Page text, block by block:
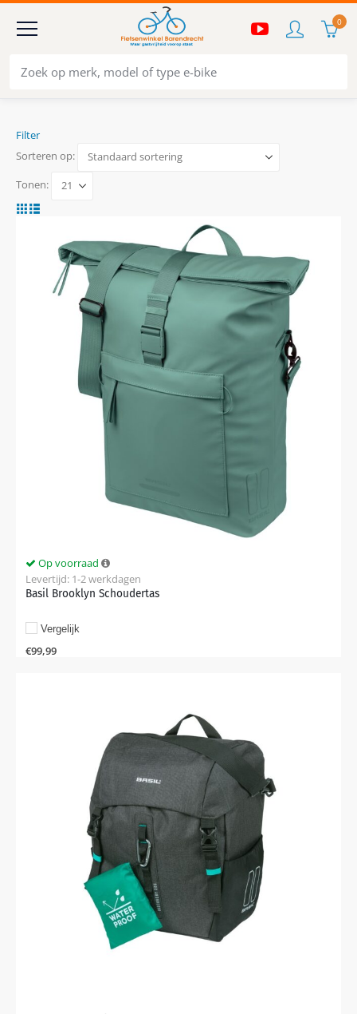
0
Filter
Sorteren op:
Tonen:
Basil Brooklyn Schoudertas
Op voorraad
Levertijd: 1-2 werkdagen
€99,99
Vergelijk